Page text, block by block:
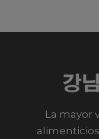
La mayor